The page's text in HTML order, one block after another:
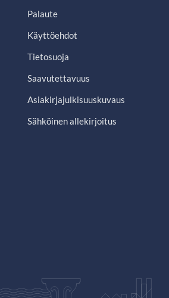
Palaute
Käyttöehdot
Tietosuoja
Saavutettavuus
Asiakirjajulkisuuskuvaus
Sähköinen allekirjoitus